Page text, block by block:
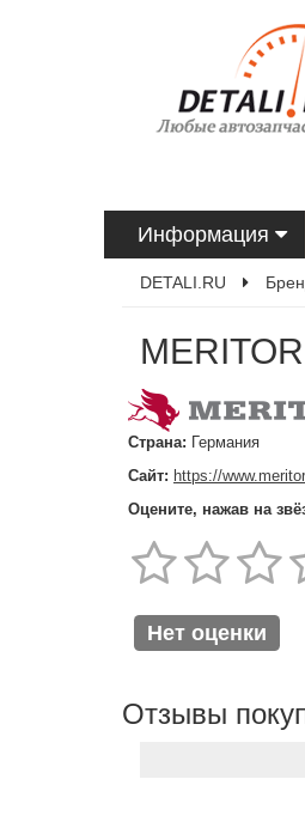
Информация
DETALI.RU
MERITOR
Страна: Германия
Сайт: https://
Оцените, нажав на
Нет оценки
Отзывы